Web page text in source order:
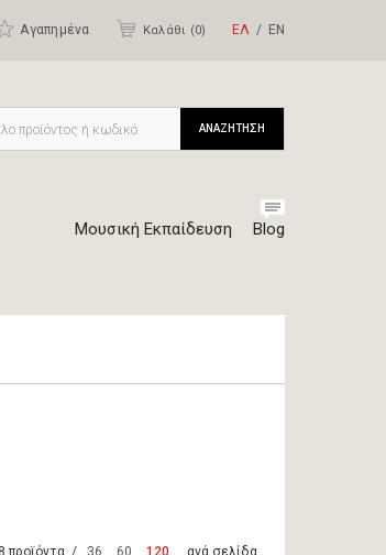
Αγαπημένα Καλάθι (0) ΕΛ ΕΝ
Μουσική Εκπαίδευση Blog
ΑΝΑΖΗΤΗΣΗ
προϊόντα / 36 60 120 ανά σελίδα